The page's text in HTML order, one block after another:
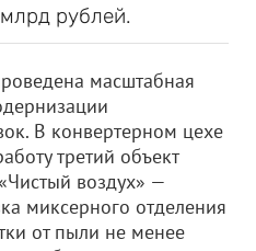
рублей.
масштабная
В конвертерном цехе
третий объект
воздух» —
миксерного отделения
от пыли не менее